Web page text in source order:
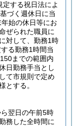
定する祝日法によ
づく週休日に当
始の休日等にお
ぜられた職員に
対して、勤務1時
る勤務1時間当
までの範囲内
日勤務手当とし
て市規則で定め
とする。
翌日の午前5時
務した全時間に